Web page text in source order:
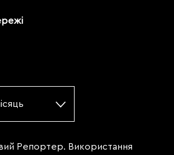
Репортер. Використання